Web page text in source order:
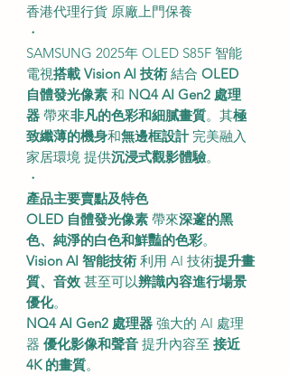
香港代理行貨 原廠上門保養
・
SAMSUNG 2025年 OLED S85F 智能
電視搭載 Vision AI 技術 結合 OLED
自體發光像素 和 NQ4 AI Gen2 處理
器 帶來非凡的色彩和細膩畫質。其極
致纖薄的機身和無邊框設計完美融入
家居環境 提供沉浸式觀影體驗。
・
產品主要賣點及特色
OLED 自體發光像素 帶來深邃的黑
色、純淨的白色和鮮豔的色彩。
Vision AI 智能技術 利用 AI 技術提升畫
質、音效 甚至可以辨識內容進行場景
優化。
NQ4 AI Gen2 處理器 強大的 AI 處理
器 優化影像和聲音 提升內容至 接近
4K 的畫質。